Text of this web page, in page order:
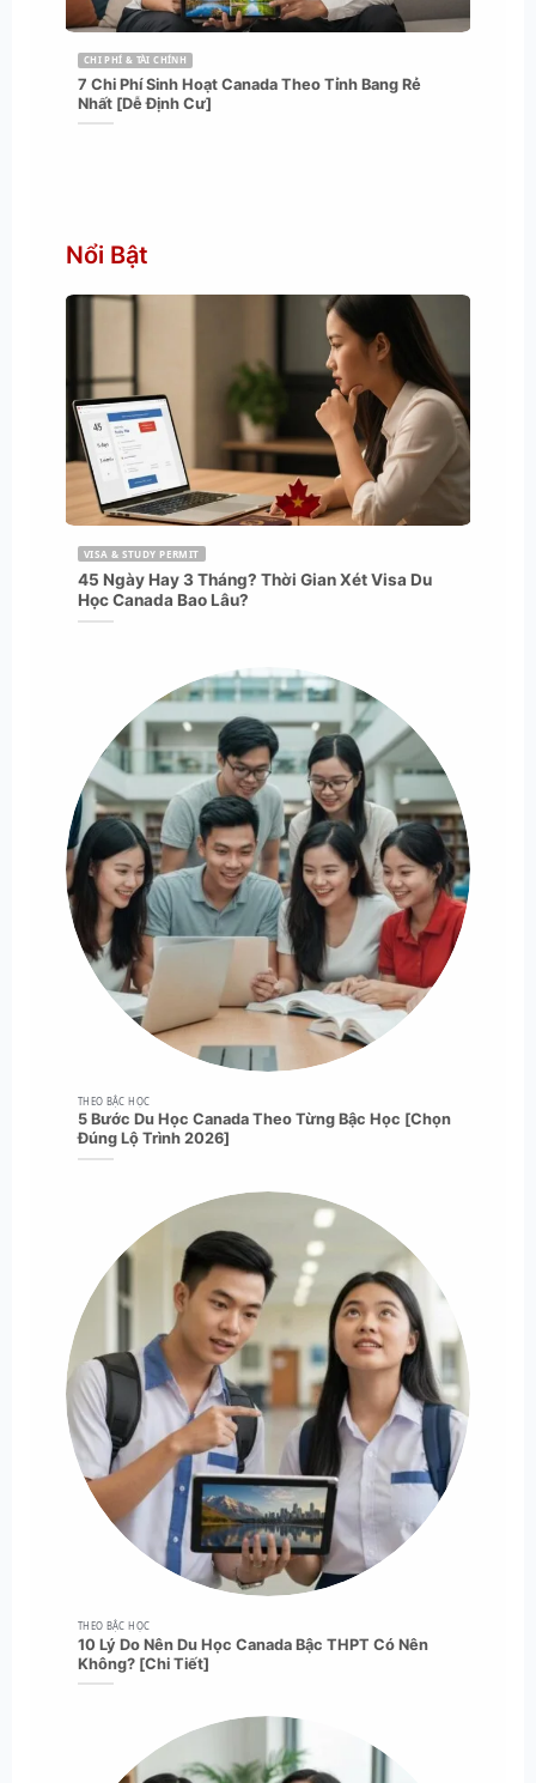
CHI PHÍ & TÀI CHÍNH
7 Chi Phí Sinh Hoạt Canada Theo Tỉnh Bang Rẻ
Nhất [Dễ Định Cư]
Nổi Bật
VISA & STUDY PERMIT
45 Ngày Hay 3 Tháng? Thời Gian Xét Visa Du
Học Canada Bao Lâu?
THEO BẬC HỌC
5 Bước Du Học Canada Theo Từng Bậc Học [Chọn
Đúng Lộ Trình 2026]
THEO BẬC HỌC
10 Lý Do Nên Du Học Canada Bậc THPT Có Nên
Không? [Chi Tiết]